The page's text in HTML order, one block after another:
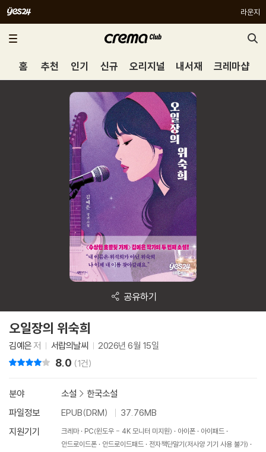
라운지
홈 추천 인기 신규 오리지널 내서재 크레마샵
공유하기
오일장의 위숙희
김예은저 서랍의날씨 2026년 6월 15일
8.0 (1건)
분야 소설 > 한국소설
파일정보
EPUB(DRM)
37.76MB
지원기기
크레마 PC(윈도우 - 4K 모니터 미지원) 아이폰
아이패드
안드로이드폰
안드로이드패드
전자책단말기(저사양 기기 사용 불가)